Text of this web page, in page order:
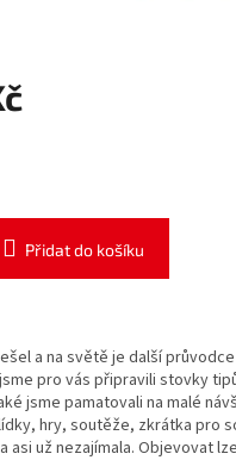
Přidat do košíku
a na světě je další
pro vás připravili stovky
jsme pamatovali na malé
hry, soutěže, zkrátka pro
asi už nezajímala. Objevovat